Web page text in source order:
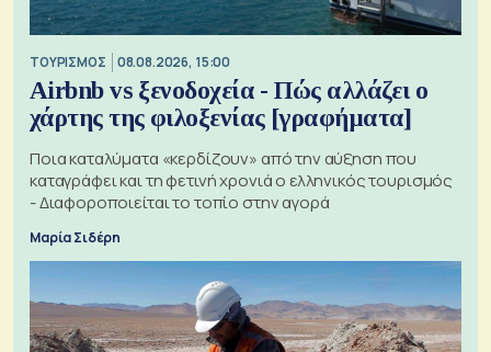
ΤΟΥΡΙΣΜΟΣ 08.08.2026, 15:00
Airbnb vs ξενοδοχεία - Πώς αλλάζει ο
χάρτης της φιλοξενίας [γραφήματα]
Ποια καταλύματα «κερδίζουν» από την αύξηση που
καταγράφει και τη φετινή χρονιά ο ελληνικός τουρισμός
- Διαφοροποιείται το τοπίο στην αγορά
Μαρία Σιδέρη